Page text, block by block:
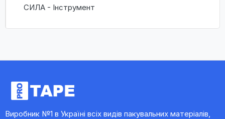
СИЛА - Інструмент
Виробник №1 в Україні всіх видів пакувальних матеріалів,